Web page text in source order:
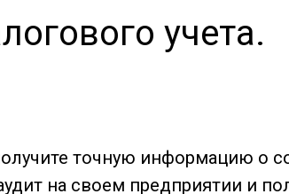
учета.
точную информацию о
на своем предприятии и